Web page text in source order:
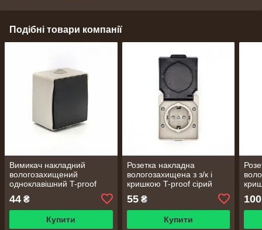
Подібні товари компанії
Вимикач накладний
вологозахищений
одноклавішний T-proof
44 ₴
Купити
Розетка накладна
вологозахищена з з/к і
кришкою T-proof cірий
55₴
Купити
100